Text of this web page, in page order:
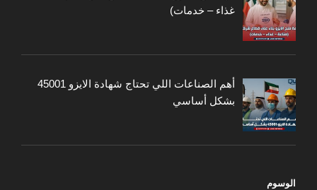
غذاء – خدمات)
أهم الصناعات اللي تحتاج شهادة الايزو 45001
بشكل أساسي
الوسوم